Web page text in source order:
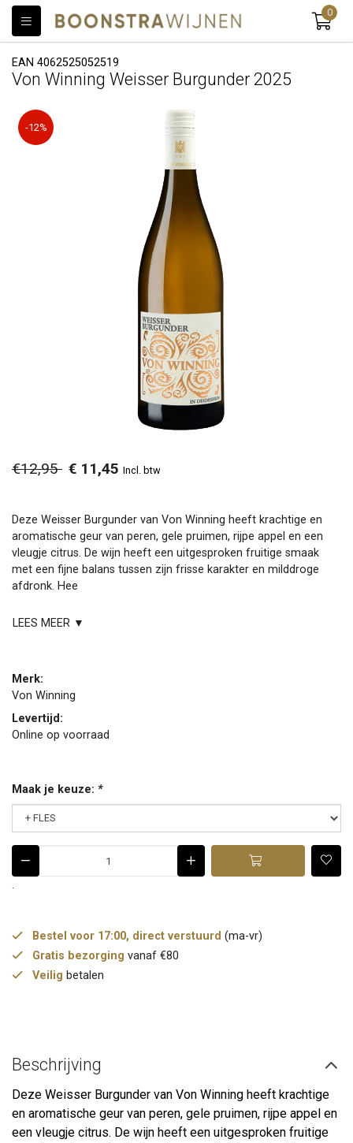
0
EAN 4062525052519
Von Winning Weisser Burgunder 2025
-12%
€12,95 € 11,45 Incl. btw
Deze Weisser Burgunder van Von Winning heeft krachtige en
aromatische geur van peren, gele pruimen, rijpe appel en een
vleugje citrus. De wijn heeft een uitgesproken fruitige smaak
met een fijne balans tussen zijn frisse karakter en milddroge
afdronk. Hee
LEES MEER ▼
Merk:
Von Winning
Levertijd:
Online op voorraad
Maak je keuze: *
.
Bestel voor 17:00, direct verstuurd (ma-vr)
Gratis bezorging vanaf €80
Veilig betalen
Beschrijving
Deze Weisser Burgunder van Von Winning heeft krachtige
en aromatische geur van peren, gele pruimen, rijpe appel en
een vleugje citrus. De wijn heeft een uitgesproken fruitige